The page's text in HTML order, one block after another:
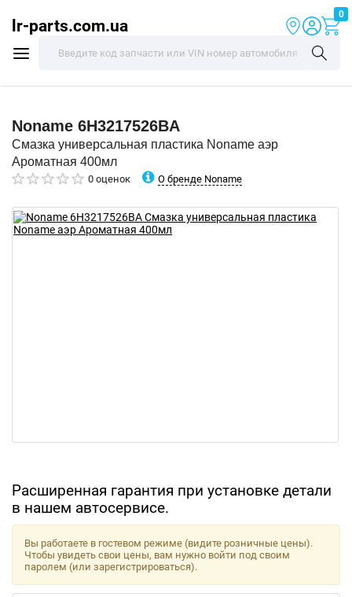
lr-parts.com.ua
0
Noname 6H3217526BA
Смазка универсальная пластика Noname аэр
Ароматная 400мл
0 оценок О бренде Noname
Расширенная гарантия при установке детали
в нашем автосервисе.
Вы работаете в гостевом режиме (видите розничные цены).
Чтобы увидеть свои цены, вам нужно войти под своим
паролем (или зарегистрироваться).